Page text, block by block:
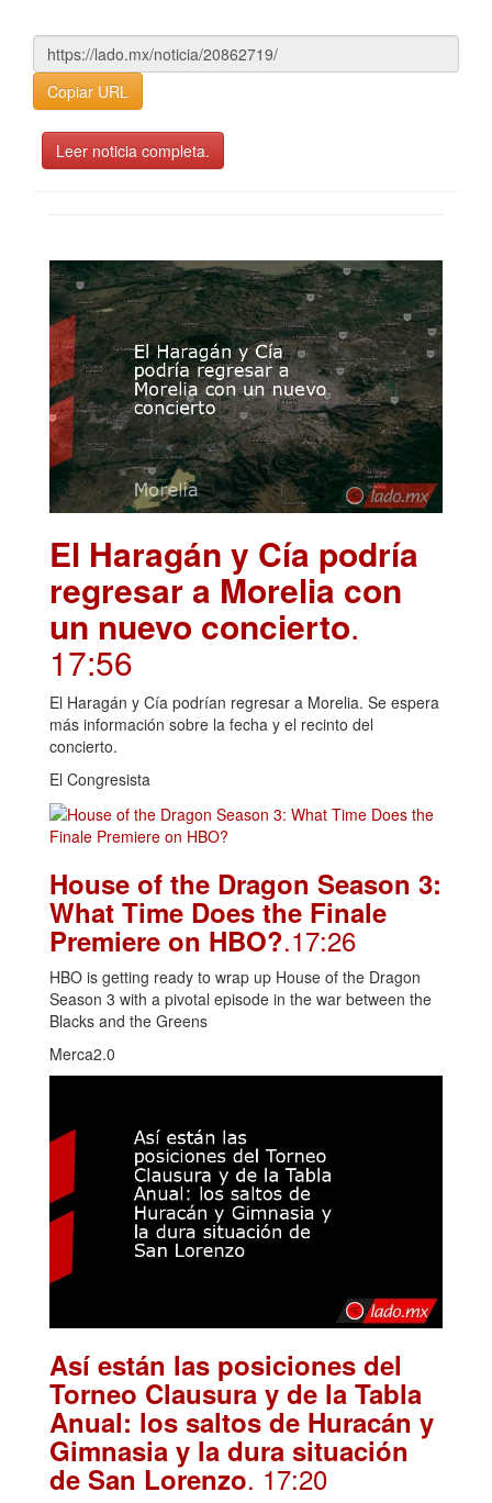
Copiar URL
Leer noticia completa.
El Haragán y Cía podría
regresar a Morelia con
un nuevo concierto.
17:56
El Haragán y Cía podrían regresar a Morelia. Se espera
más información sobre la fecha y el recinto del
concierto.
El Congresista
House of the Dragon Season 3:
What Time Does the Finale
Premiere on HBO?.17:26
HBO is getting ready to wrap up House of the Dragon
Season 3 with a pivotal episode in the war between the
Blacks and the Greens
Merca2.0
Así están las posiciones del
Torneo Clausura y de la Tabla
Anual: los saltos de Huracán y
Gimnasia y la dura situación
de San Lorenzo. 17:20